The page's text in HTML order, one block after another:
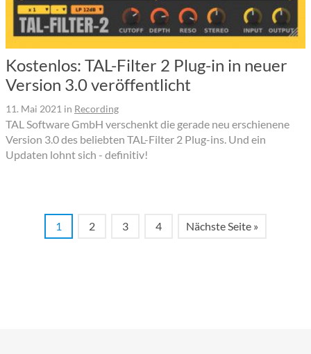
Kostenlos: TAL-Filter 2 Plug-in in neuer
Version 3.0 veröffentlicht
11. Mai 2021 in Recording
TAL Software GmbH verschenkt die gerade neu erschienene
Version 3.0 des beliebten TAL-Filter 2 Plug-ins. Und ein
Updaten lohnt sich - definitiv!
1 2 3 4 Nächste Seite »